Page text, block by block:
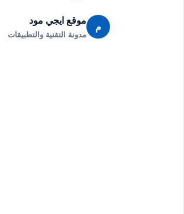
م
موقع ايجي مود
مدونة التقنية والتطبيقات